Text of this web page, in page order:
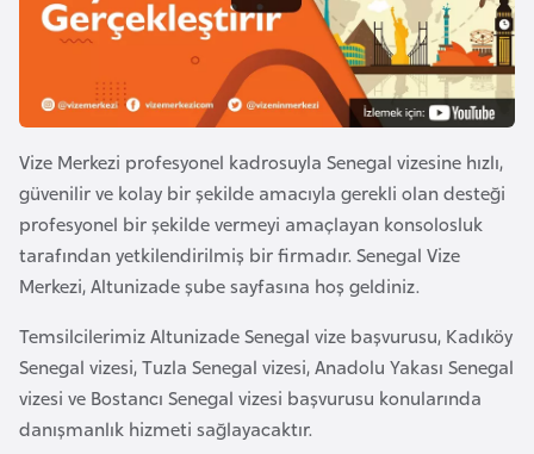
Vize Merkezi profesyonel kadrosuyla Senegal vizesine hızlı,
güvenilir ve kolay bir şekilde amacıyla gerekli olan desteği
profesyonel bir şekilde vermeyi amaçlayan konsolosluk
tarafından yetkilendirilmiş bir firmadır. Senegal Vize
Merkezi, Altunizade şube sayfasına hoş geldiniz.
Temsilcilerimiz Altunizade Senegal vize başvurusu, Kadıköy
Senegal vizesi, Tuzla Senegal vizesi, Anadolu Yakası Senegal
vizesi ve Bostancı Senegal vizesi başvurusu konularında
danışmanlık hizmeti sağlayacaktır.
e
n
d
e
ş